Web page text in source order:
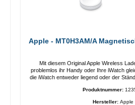
Apple - MT0H3AM/A
Mit diesem Original Apple Wireless Lade Pad
problemlos ihr Handy oder Ihre iWatch
die iWatch entweder liegend oder der
Produktnummer:
Hersteller: Apple